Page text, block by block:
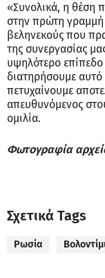
«Συνολικά, η θέση
στην πρώτη γραμμή
βεληνεκούς που
της συνεργασίας
υψηλότερο
διατηρήσουμε αυτό
πετυχαίνουμε
απευθυνόμενος
ομιλία.
Φωτογραφία
Σχετικά Tags
Ρωσία